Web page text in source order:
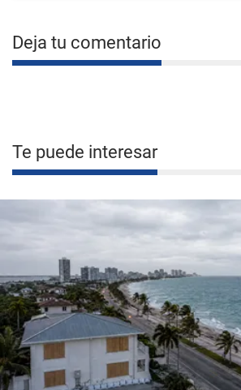
Deja tu comentario
Te puede interesar